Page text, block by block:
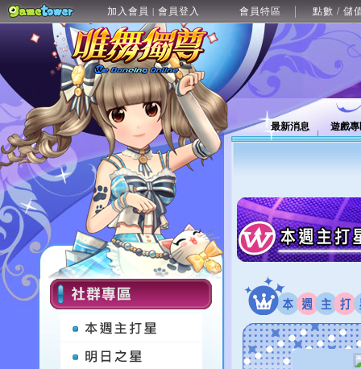
加入會員 | 會員登入 會員特區 點數 / 儲
最新消息 遊戲